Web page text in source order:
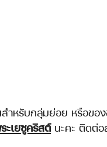
ะเยซูคริสต์ นะคะ ติดต่อ